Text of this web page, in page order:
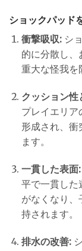
ショックパッド
衝撃吸収:シ
的に分散し、
重大な怪我を
クッション性
プレイエリ
形成され、
ます。
一貫した表面:
平で一貫した
がなくなり、
持されます。
排水の改善: